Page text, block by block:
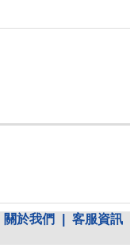
關於我們
客服資訊